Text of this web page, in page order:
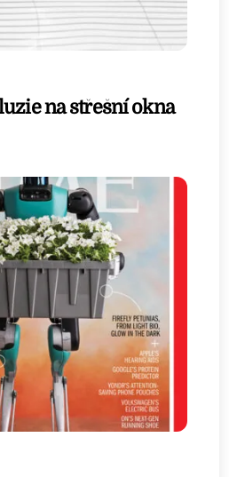
na střešní okna